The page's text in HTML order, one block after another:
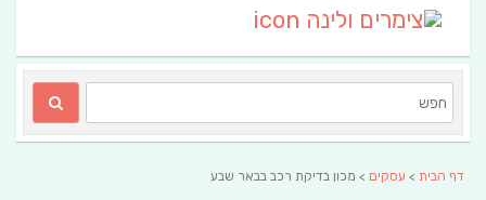
דף הבית > עסקים > מכון בדיקת רכב בבאר שבע